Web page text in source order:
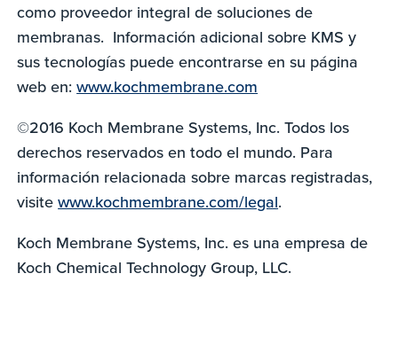
como proveedor integral de soluciones de
membranas. Información adicional sobre KMS y
sus tecnologías puede encontrarse en su página
web en:www.kochmembrane.com
©2016 Koch Membrane Systems, Inc. Todos los
derechos reservados en todo el mundo. Para
información relacionada sobre marcas registradas,
visitewww.kochmembrane.com/legal.
Koch Membrane Systems, Inc. es una empresa de
Koch Chemical Technology Group, LLC.